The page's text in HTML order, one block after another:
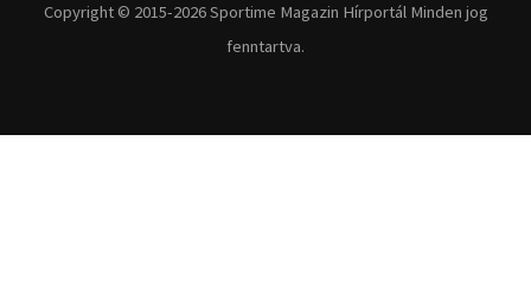
Copyright © 2015-2026 Sportime Magazin Hírportál Minden jog
fenntartva.